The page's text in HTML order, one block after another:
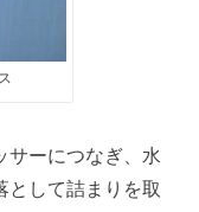
サーにつなぎ、水
として詰まりを取